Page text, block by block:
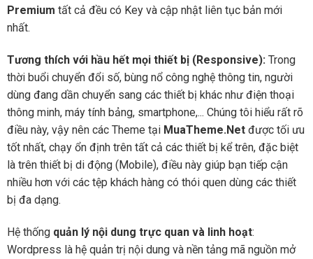
Premium tất cả đều có Key và cập nhật liên tục bản mới
nhất.
Tương thích với hầu hết mọi thiết bị (Responsive): Trong
thời buổi chuyển đổi số, bùng nổ công nghệ thông tin, người
dùng đang dần chuyển sang các thiết bị khác như điện thoại
thông minh, máy tính bảng, smartphone,... Chúng tôi hiểu rất rõ
điều này, vậy nên các Theme tại MuaTheme.Net được tối ưu
tốt nhất, chạy ổn định trên tất cả các thiết bị kể trên, đặc biệt
là trên thiết bị di động (Mobile), điều này giúp bạn tiếp cận
nhiều hơn với các tệp khách hàng có thói quen dùng các thiết
bị đa dạng.
Hệ thống quản lý nội dung trực quan và linh hoạt:
Wordpress là hệ quản trị nội dung và nền tảng mã nguồn mở